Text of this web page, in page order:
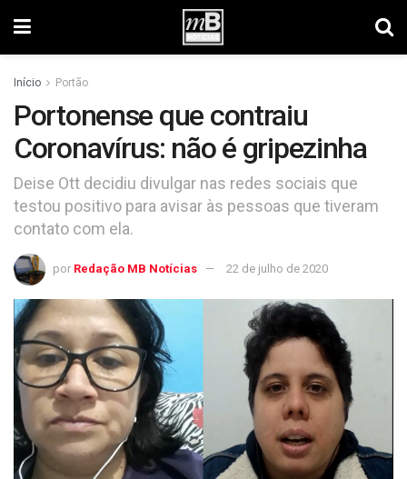
Início Portão
Portonense que contraiu
Coronavírus: não é gripezinha
Deise Ott decidiu divulgar nas redes sociais que
testou positivo para avisar às pessoas que tiveram
contato com ela.
por Redação MB Notícias 22 de julho de 2020